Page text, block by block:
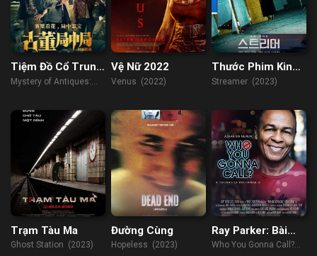
Tiệm Đồ Cổ Trung
Cục: Mật Mã Quốc
Mystery of Antiques:
Code (2022)
Vệ Nữ 2022
Venus (2022)
Thước Phim Kinh
Hoàng
Streamer (2023)
Trạm Tàu Ma
Ghost Station (2023)
Đường Cùng
Hopeless (2023)
Ray Parker: Bài
hát của Biệt đội
Who You Gonna Call?